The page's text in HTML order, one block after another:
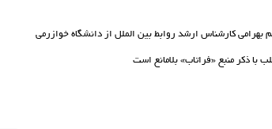
بهرامی کارشناس ارشد روابط بین الملل از دانشگاه خوازرمی
با ذکر منبع «فراتاب» بلامانع است